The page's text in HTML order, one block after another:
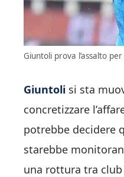
Giuntoli prova l’assalto
Giuntoli si sta
concretizzare
potrebbe decidere
starebbe
una rottura tra club